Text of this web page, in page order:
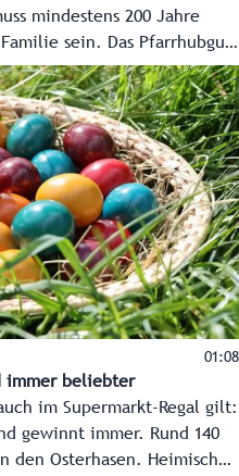
mindestens 200 Jahre
sein. Das Pfarrhubgut
Jahren in Familienbesitz.
die Familie Haas - genauer
- zusammenarbeitet und
01:08
immer beliebter
im Supermarkt-Regal gilt:
gewinnt immer. Rund 140
Osterhasen. Heimisches